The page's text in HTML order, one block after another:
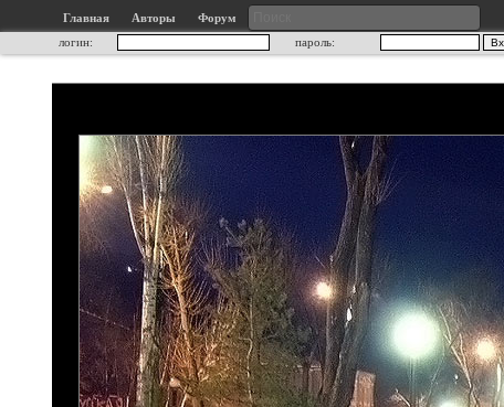
Главная Авторы
Форум
логин:
пароль: